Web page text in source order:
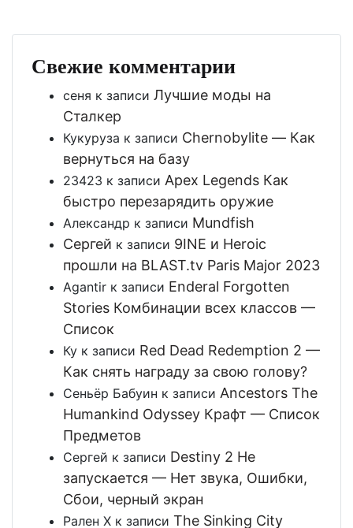
Свежие комментарии
сеня к записи Лучшие моды на
Сталкер
Кукуруза к записи Chernobylite — Как
вернуться на базу
23423 к записи Apex Legends Как
быстро перезарядить оружие
Александр к записи Mundfish
Сергей к записи 9INE и Heroic
прошли на BLAST.tv Paris Major 2023
Agantir к записи Enderal Forgotten
Stories Комбинации всех классов —
Список
Ку к записи Red Dead Redemption 2 —
Как снять награду за свою голову?
Сеньёр Бабуин к записи Ancestors The
Humankind Odyssey Крафт — Список
Предметов
Сергей к записи Destiny 2 Не
запускается — Нет звука, Ошибки,
Сбои, черный экран
Рален Х к записи The Sinking City